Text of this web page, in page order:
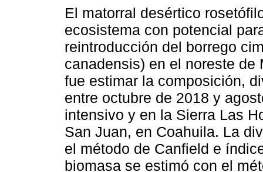
El matorral desértico
ecosistema con potencial
reintroducción del borrego
canadensis) en el noreste
fue estimar la composición,
entre octubre de 2018 y
intensivo y en la Sierra Las
San Juan, en Coahuila. La
el método de Canfield e
biomasa se estimó con el